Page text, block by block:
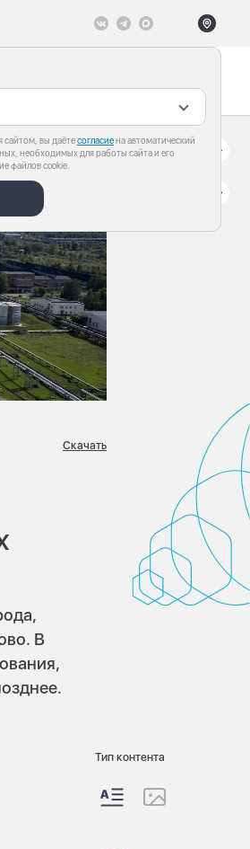
сайтом, вы даётесогласиена автоматический
необходимых для работы сайта и его
файлов cookie.
Скачать
В
Тип контента